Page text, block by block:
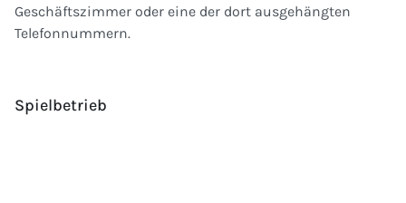
Geschäftszimmer oder eine der dort ausgehängten
Telefonnummern.
Spielbetrieb